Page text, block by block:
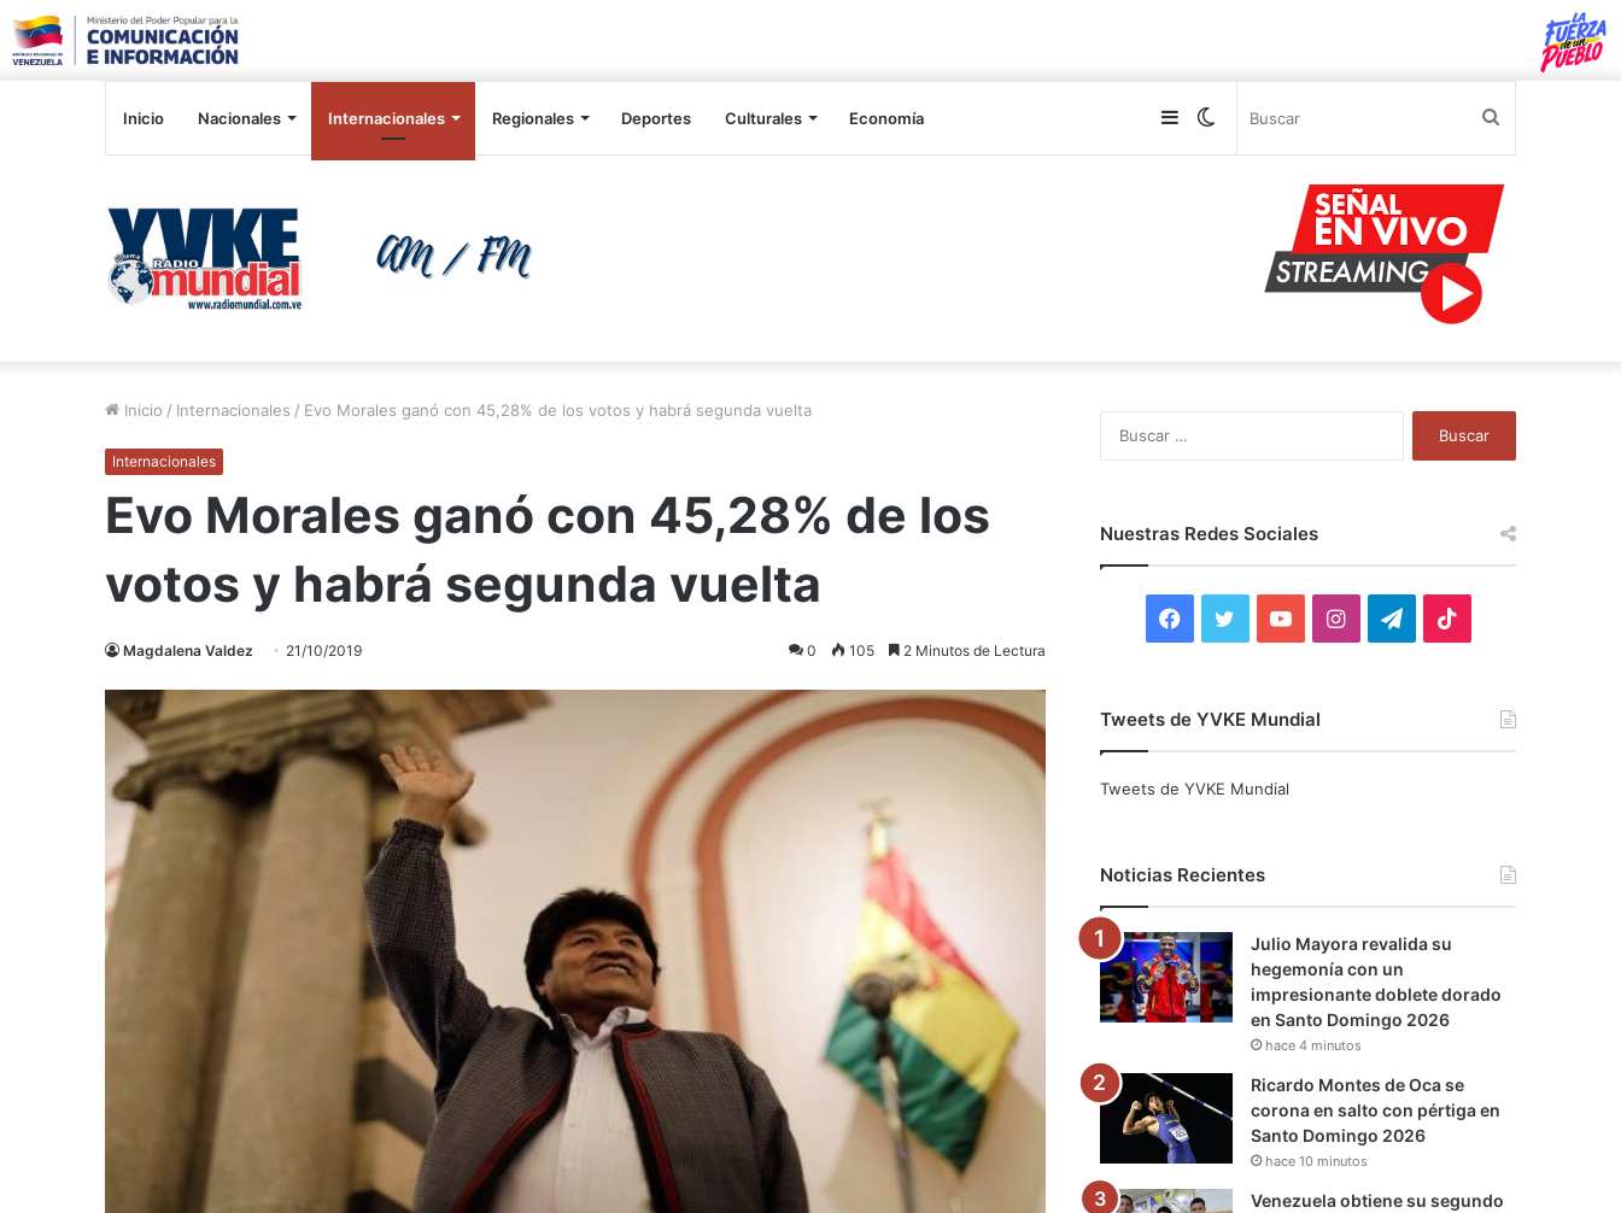
Inicio Nacionales Internacionales Regionales Deportes Culturales Economía Switch
Sidebar
Inicio / Internacionales / Evo Morales ganó con 45,28% de los votos y habrá segunda vuelta
Internacionales
Evo Morales ganó con 45,28% de los
votos y habrá segunda vuelta
Magdalena Valdez 21/10/2019 0 105 2 Minutos de Lectura
Nuestras Redes Sociales
F
c
o
k
i
r
Y
u
e
I
r
a
m
T
a
m
Tweets de YVKE Mundial
Tweets de YVKE Mundial
Noticias Recientes
Julio Mayora revalida su
hegemonía con un
impresionante doblete dorado
en Santo Domingo 2026
hace 4 minutos
Ricardo Montes de Oca se
corona en salto con pértiga en
Santo Domingo 2026
hace 10 minutos
Venezuela obtiene su segundo